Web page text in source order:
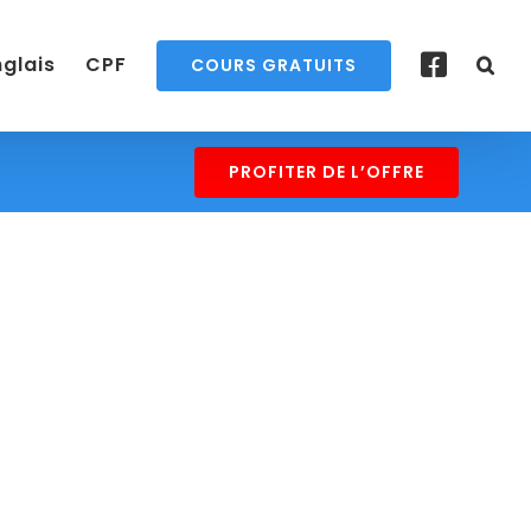
CPF COURS GRATUITS
PROFITER DE L’OFFRE